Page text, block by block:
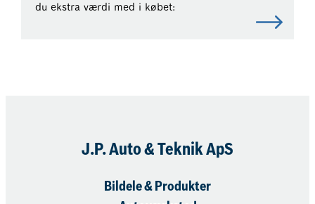
du ekstra værdi med i købet:
J.P. Auto & Teknik ApS
Bildele & Produkter